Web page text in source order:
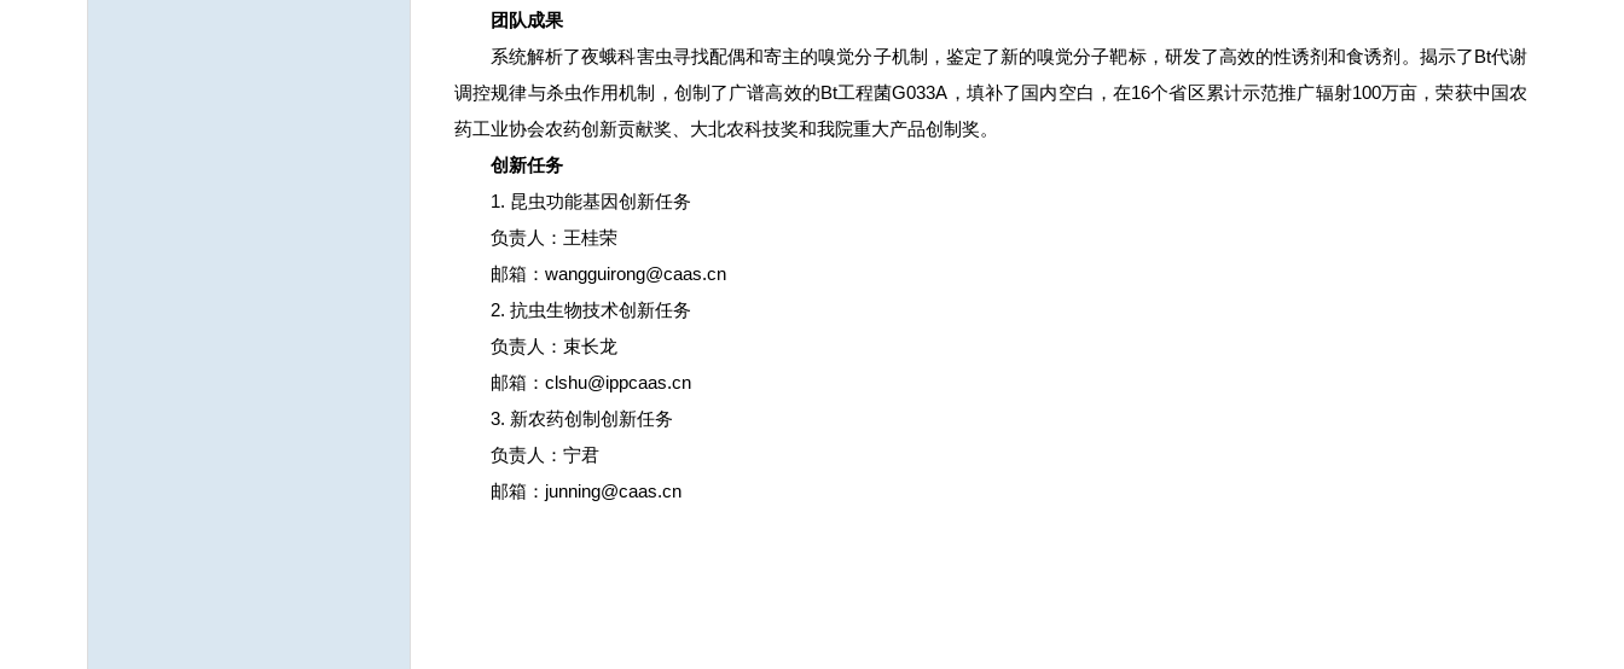
团队成果
系统解析了夜蛾科害虫寻找配偶和寄主的嗅觉分子机制，鉴定了新的嗅觉分子靶标，研发了高效的性诱剂和食诱剂。揭示了Bt代谢
调控规律与杀虫作用机制，创制了广谱高效的Bt工程菌G033A，填补了国内空白，在16个省区累计示范推广辐射100万亩，荣获中国农
药工业协会农药创新贡献奖、大北农科技奖和我院重大产品创制奖。
创新任务
1. 昆虫功能基因创新任务
负责人：王桂荣
邮箱：wangguirong@caas.cn
2. 抗虫生物技术创新任务
负责人： 束长龙
邮箱： clshu@ippcaas.cn
3. 新农药创制创新任务
负责人： 宁君
邮箱： junning@caas.cn